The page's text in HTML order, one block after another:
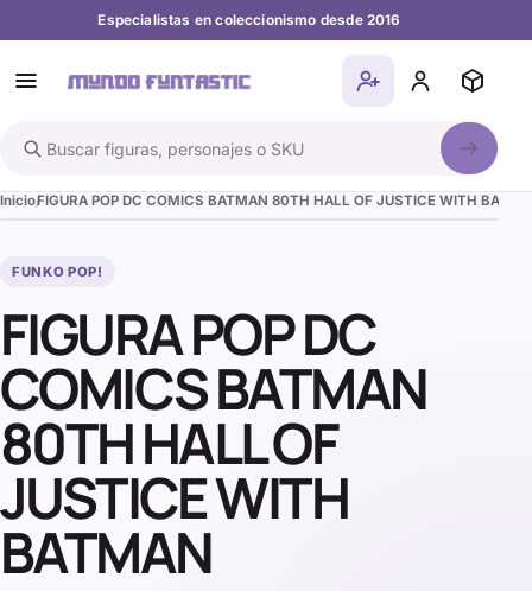
Especialistas en coleccionismo desde 2016
Buscar en el catálogo
InicioFIGURA POP DC COMICS BATMAN 80TH HALL OF JUSTICE WITH
FUNKO POP!
FIGURA POP DC
COMICS BATMAN
80TH HALL OF
JUSTICE WITH
BATMAN